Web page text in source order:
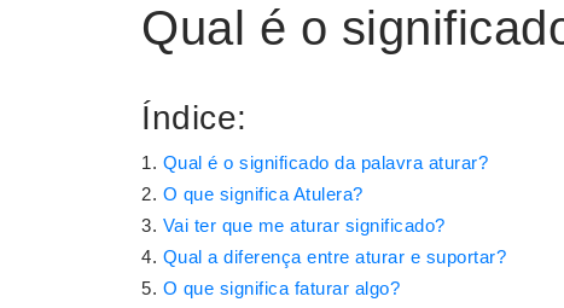
Qual é o
Índice:
Qual é o significado da palavra aturar?
O que significa Atulera?
Vai ter que me aturar significado?
Qual a diferença entre aturar e suportar?
O que significa faturar algo?